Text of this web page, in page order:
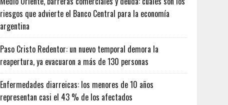
riesgos que advierte el Banco Central para la economía
argentina
Paso Cristo Redentor: un nuevo temporal demora la
reapertura, ya evacuaron a más de 130 personas
Enfermedades diarreicas: los menores de 10 años
representan casi el 43 % de los afectados